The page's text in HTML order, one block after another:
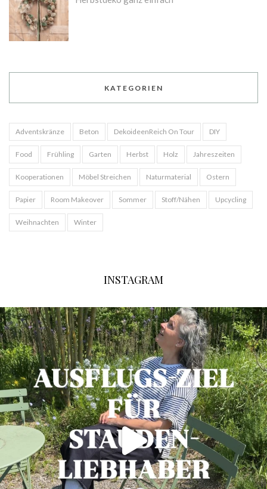
KATEGORIEN
Adventskränze Beton DekoideenReich On Tour DIY
Food Frühling Garten Herbst Holz Jahreszeiten
Kooperationen Möbel Streichen Naturmaterial Ostern
Papier Room Makeover Sommer Stoff/Nähen Upcycling
Weihnachten Winter
INSTAGRAM